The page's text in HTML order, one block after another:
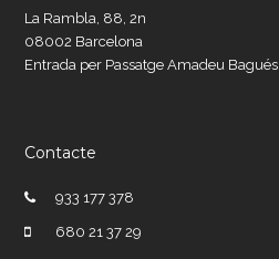
La Rambla, 88, 2n
08002 Barcelona
Entrada per Passatge Amadeu Bagués
Contacte
933 177 378
680 21 37 29